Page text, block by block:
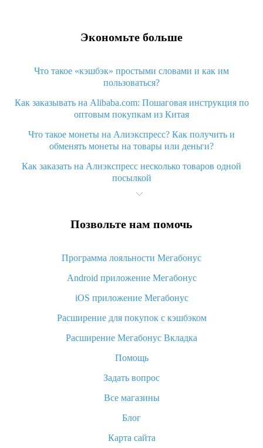
Экономьте больше
Что такое «кэшбэк» простыми словами и как им
пользоваться?
Как заказывать на Alibaba.com: Пошаговая инструкция по
оптовым покупкам из Китая
Что такое монеты на Алиэкспресс? Как получить и
обменять монеты на товары или деньги?
Как заказать на Алиэкспресс несколько товаров одной
посылкой
Что значит статус «Заказ закрыт» на Алиэкспресс и что
Что делать, если Алиэкспресс просит ввести паспортные
Как узнать, куда пришла посылка с Алиэкспресс
Вы отменили заказ на Алиэкспресс, когда вернут деньги?
Что такое баллы на Алиэкспресс, как их получить и
«AliExpress Standard Shipping»: что это за метод доставки и
как его отслеживать
Как покупать оптом на Алиэкспресс
Что делать, если не пришел товар с Алиэкспресс
возврата денег
Позвольте нам помочь
Программа лояльности Мегабонус
Android приложение Мегабонус
iOS приложение Мегабонус
Расширение для покупок с кэшбэком
Расширение Мегабонус Вкладка
Помощь
Задать вопрос
Все магазины
Блог
Карта сайта